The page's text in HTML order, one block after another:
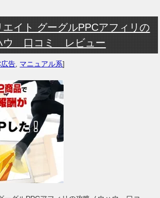
エイト グーグルPPCアフィリの
ウ 口コミ レビュー
広告 マニュアル系]